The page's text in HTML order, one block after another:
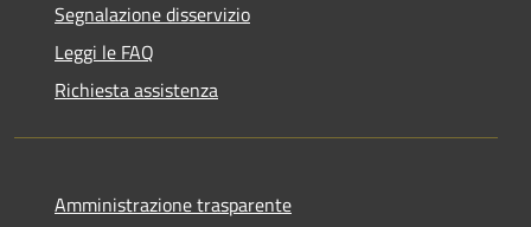
Segnalazione disservizio
Leggi le FAQ
Richiesta assistenza
Amministrazione trasparente